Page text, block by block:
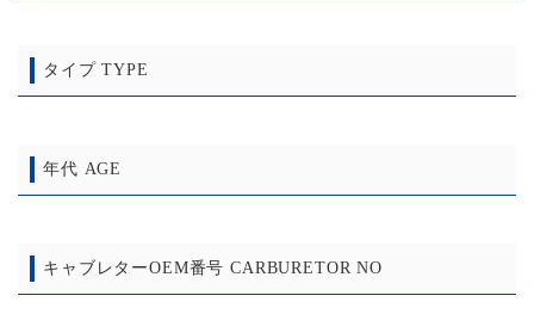
タイプ TYPE
年代 AGE
キャブレターOEM番号 CARBURETOR NO